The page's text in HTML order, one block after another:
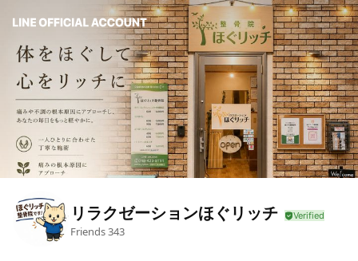
リラクゼーションほぐリッチ
Friends343